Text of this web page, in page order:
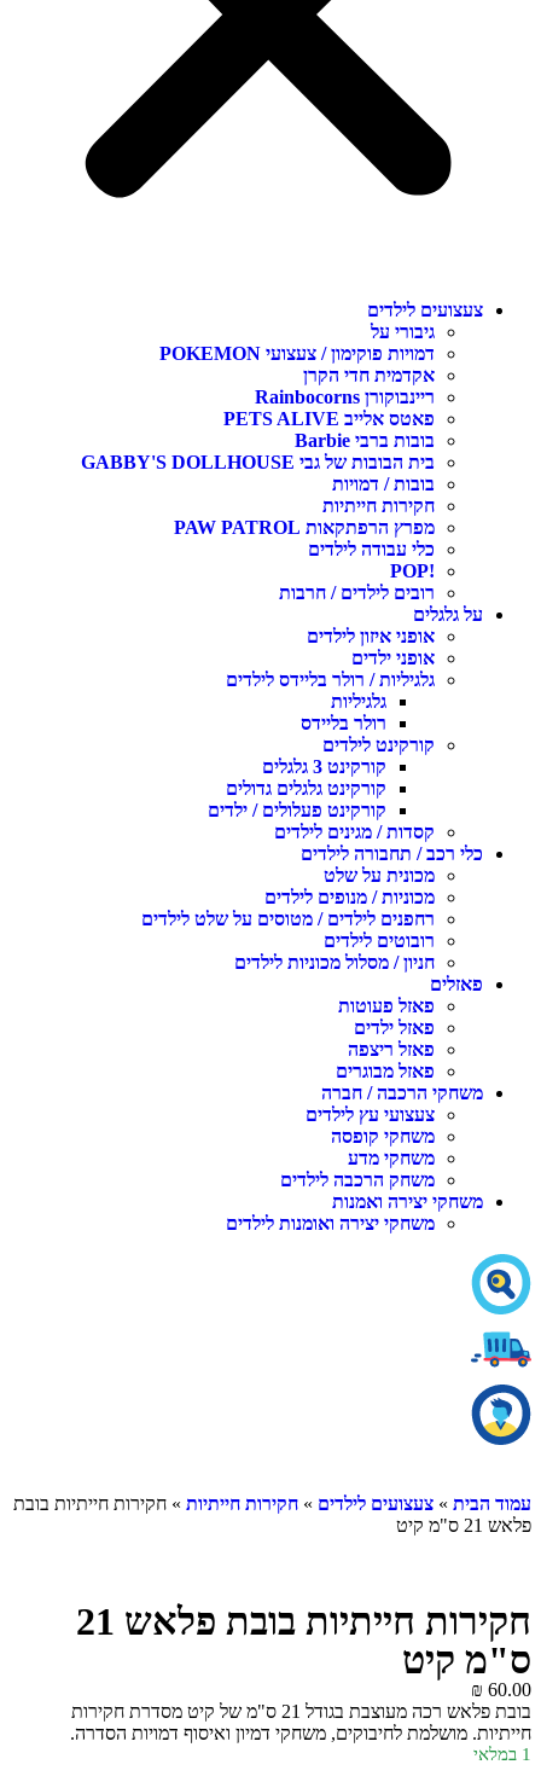
צעצועים לילדים
גיבורי על
דמויות פוקימון / צעצועי POKEMON
אקדמית חדי הקרן
ריינבוקורן Rainbocorns
פאטס אלייב PETS ALIVE
בובות ברבי Barbie
בית הבובות של גבי GABBY'S DOLLHOUSE
בובות / דמויות
חקירות חייתיות
מפרץ הרפתקאות PAW PATROL
כלי עבודה לילדים
!POP
רובים לילדים / חרבות
על גלגלים
אופני איזון לילדים
אופני ילדים
גלגיליות / רולר בליידס לילדים
גלגיליות
רולר בליידס
קורקינט לילדים
קורקינט 3 גלגלים
קורקינט גלגלים גדולים
קורקינט פעלולים / ילדים
קסדות / מגינים לילדים
כלי רכב / תחבורה לילדים
מכונית על שלט
מכוניות / מנופים לילדים
רחפנים לילדים / מטוסים על שלט לילדים
רובוטים לילדים
חניון / מסלול מכוניות לילדים
פאזלים
פאזל פעוטות
פאזל ילדים
פאזל ריצפה
פאזל מבוגרים
משחקי הרכבה / חברה
צעצועי עץ לילדים
משחקי קופסה
משחקי מדע
משחק הרכבה לילדים
משחקי יצירה ואמנות
משחקי יצירה ואומנות לילדים
עמוד הבית » צעצועים לילדים » חקירות חייתיות » חקירות חייתיות בובת
פלאש 21 ס"מ קיט
חקירות חייתיות בובת פלאש 21
ס"מ קיט
₪ 60.00
בובת פלאש רכה מעוצבת בגודל 21 ס"מ של קיט מסדרת חקירות
חייתיות. מושלמת לחיבוקים, משחקי דמיון ואיסוף דמויות הסדרה.
1 במלאי